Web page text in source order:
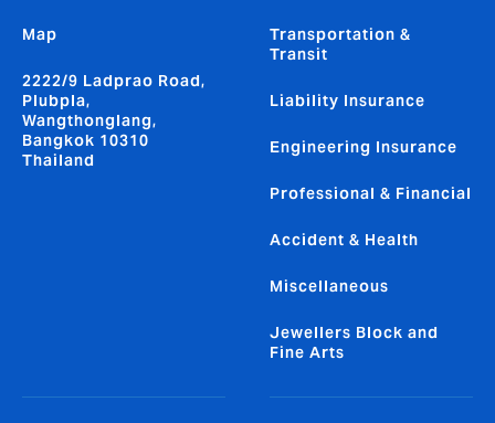
Map
2222/9 Ladprao Road,
Plubpla,
Wangthonglang,
Bangkok 10310
Thailand
Transportation &
Transit
Liability Insurance
Engineering Insurance
Professional & Financial
Accident & Health
Miscellaneous
Jewellers Block and
Fine Arts